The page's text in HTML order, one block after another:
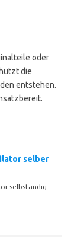
oder
die
entstehen.
selber
selbständig